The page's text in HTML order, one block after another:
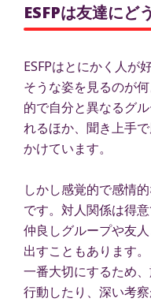
ESFPは友達にど
ESFPはとにかく人が
そうな姿を見るのが
的で自分と異なるグ
れるほか、聞き上手
かけています。
しかし感覚的で感情
です。対人関係は得
仲良しグループや友
出すこともあります
一番大切にするため
行動したり、深い考